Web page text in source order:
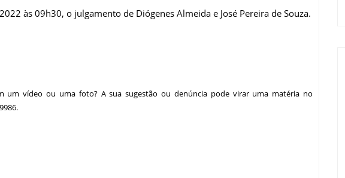
às 09h30, o julgamento de Diógenes Almeida e José Pereira de Souza.
um vídeo ou uma foto? A sua sugestão ou denúncia pode virar uma matéria no